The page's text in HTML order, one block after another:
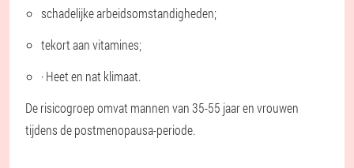
schadelijke arbeidsomstandigheden;
tekort aan vitamines;
· Heet en nat klimaat.
De risicogroep omvat mannen van 35-55 jaar en vrouwen
tijdens de postmenopausa-periode.